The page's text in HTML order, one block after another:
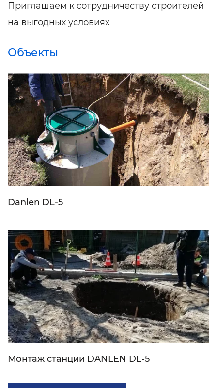
Приглашаем к сотрудничеству строителей
на выгодных условиях
Объекты
Danlen DL-5
Монтаж станции DANLEN DL-5